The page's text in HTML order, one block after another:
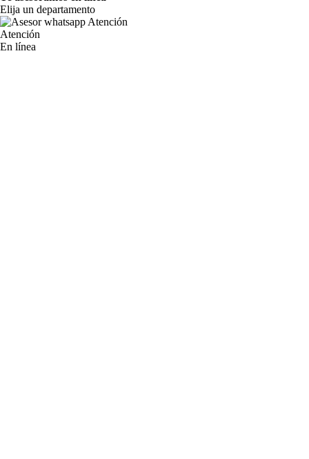
Elija un departamento
Atención
En línea